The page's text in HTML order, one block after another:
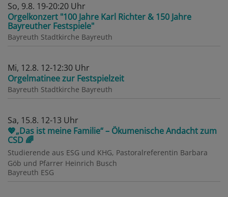
So, 9.8. 19-20:20 Uhr
Orgelkonzert "100 Jahre Karl Richter & 150 Jahre
Bayreuther Festspiele"
Bayreuth Stadtkirche Bayreuth
Mi, 12.8. 12-12:30 Uhr
Orgelmatinee zur Festspielzeit
Bayreuth Stadtkirche Bayreuth
Sa, 15.8. 12-13 Uhr
💖„Das ist meine Familie“ – Ökumenische Andacht zum
CSD 🌈
Studierende aus ESG und KHG, Pastoralreferentin Barbara
Göb und Pfarrer Heinrich Busch
Bayreuth ESG